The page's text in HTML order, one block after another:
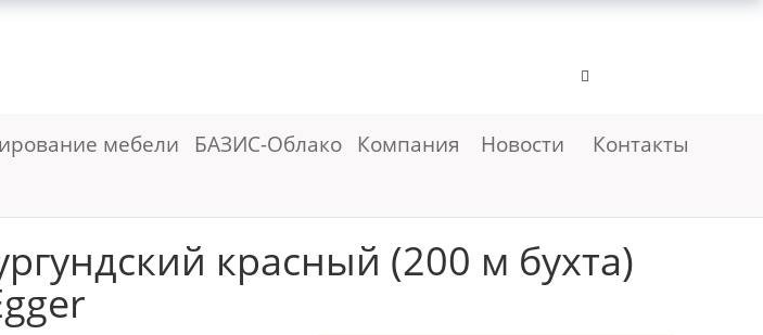
мебели БАЗИС-Облако Компания Новости Контакты
красный (200 м бухта)